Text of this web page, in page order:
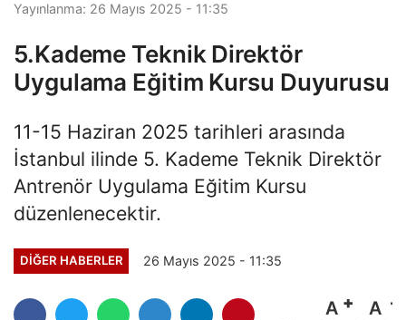
Yayınlanma: 26 Mayıs 2025 - 11:35
5.Kademe Teknik Direktör
Uygulama Eğitim Kursu Duyurusu
11-15 Haziran 2025 tarihleri arasında
İstanbul ilinde 5. Kademe Teknik Direktör
Antrenör Uygulama Eğitim Kursu
düzenlenecektir.
DIĞER HABERLER 26 Mayıs 2025 - 11:35
A A